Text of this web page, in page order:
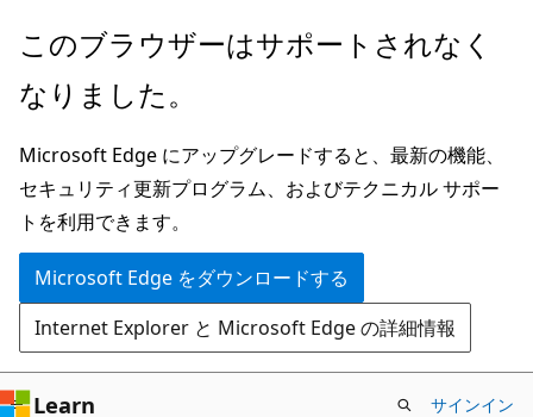
メ
ン
ン
テ
ン
ツ
に
ス
キ
ッ
このブラウザーはサポートされなく
なりました。
Microsoft Edge にアップグレードすると、最新の機能、
セキュリティ更新プログラム、およびテクニカル サポー
トを利用できます。
Microsoft Edge をダウンロードする
Internet Explorer と Microsoft Edge の詳細情報
Learn サインイン